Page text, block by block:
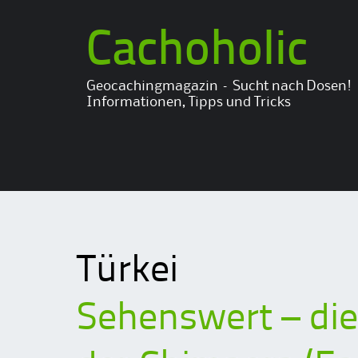
Cachoholic
Geocachingmagazin – Sucht nach Dosen!
Informationen, Tipps und Tricks
Türkei
Sehenswert –